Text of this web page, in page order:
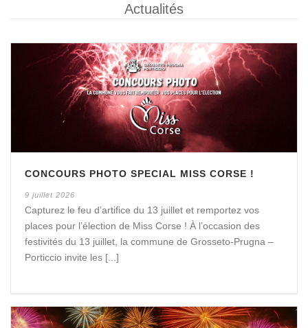
Actualités
CONCOURS PHOTO SPECIAL MISS CORSE !
9 juillet 2026
Capturez le feu d’artifice du 13 juillet et remportez vos
places pour l’élection de Miss Corse ! À l’occasion des
festivités du 13 juillet, la commune de Grosseto-Prugna –
Porticcio invite les [...]